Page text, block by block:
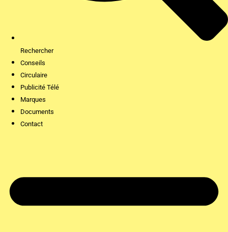
Rechercher
Conseils
Circulaire
Publicité Télé
Marques
Documents
Contact